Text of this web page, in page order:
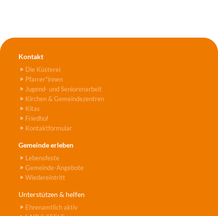
Kontakt
Die Küsterei
Pfarrer*innen
Jugend- und Seniorenarbeit
Kirchen & Gemeindezentren
Kitas
Friedhof
Kontaktformular
Gemeinde erleben
Lebensfeste
Gemeinde-Angebote
Wiedereintritt
Unterstützen & helfen
Ehrenamtlich aktiv